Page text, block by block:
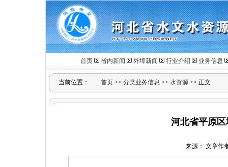
首页 省内新闻 外埠新闻 行业介绍 业务信息
当前位置： 首页 >> 分类业务信息 >> 水资源 >> 正文
河北省平原区
来源： 文章作